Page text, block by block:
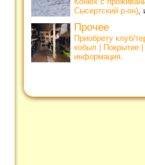
Сысертский р-он),
Прочее
Приобрету клуб/
кобыл | Покрытие
информация.